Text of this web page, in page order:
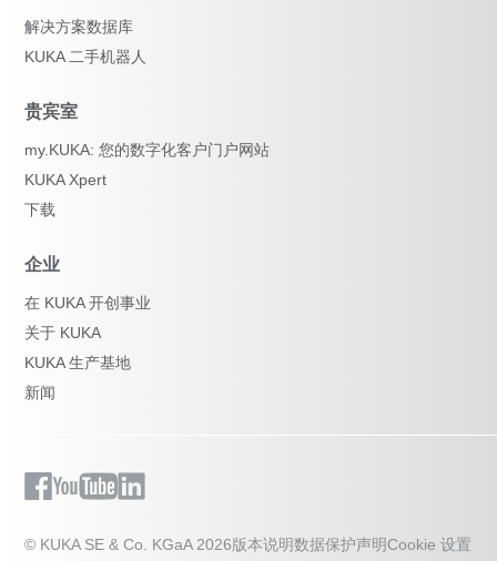
解决方案数据库
KUKA 二手机器人
贵宾室
my.KUKA: 您的数字化客户门户网站
KUKA Xpert
下载
企业
在 KUKA 开创事业
关于 KUKA
KUKA 生产基地
新闻
© KUKA SE & Co. KGaA 2026版本说明数据保护声明Cookie 设置